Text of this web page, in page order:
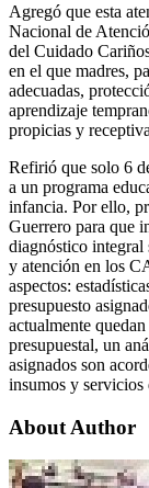
Agregó que esta
Nacional de
del Cuidado
en el que madres,
adecuadas,
aprendizaje
propicias y
Refirió que solo 6
a un programa
infancia. Por ello,
Guerrero para que
diagnóstico integral
y atención en los
aspectos:
presupuesto
actualmente
presupuestal, un
asignados son
insumos y servicios
About Author